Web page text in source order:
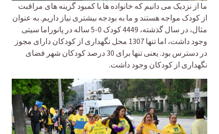
ما از نزدیک می دانیم که خانواده ها با کمبود گزینه های مراقبت
از کودک مواجه هستند و ما به بودجه بیشتری نیاز داریم. به عنوان
مثال، در سال گذشته، 4449 کودک 0-5 ساله در پانوراما سیتی
وجود داشت، اما تنها 1307 محل نگهداری از کودکان دارای مجوز
در دسترس بود. یعنی تنها برای 30 درصد کودکان شهر فضای
نگهداری از کودکان وجود داشت.